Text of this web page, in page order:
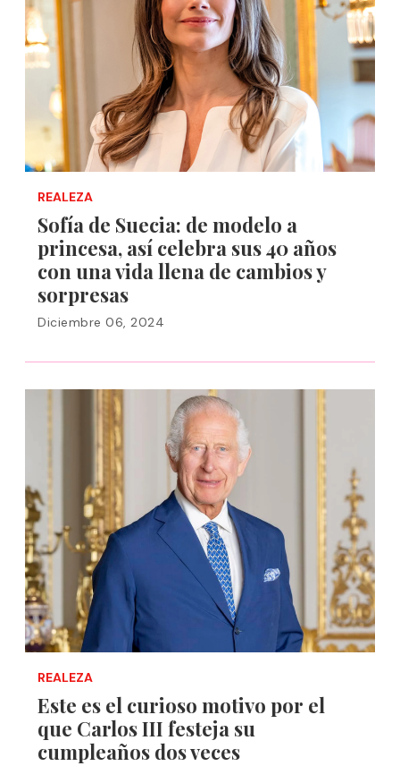
REALEZA
Sofía de Suecia: de modelo a
princesa, así celebra sus 40 años
con una vida llena de cambios y
sorpresas
Diciembre 06, 2024
REALEZA
Este es el curioso motivo por el
que Carlos III festeja su
cumpleaños dos veces